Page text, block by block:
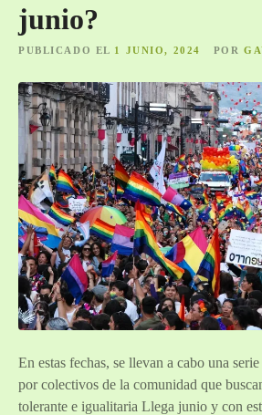
junio?
PUBLICADO EL 1 JUNIO, 2024 POR
En estas fechas, se llevan a cabo una
por colectivos de la comunidad que
tolerante e igualitaria Llega junio y con